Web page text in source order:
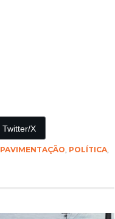
Twitter/X
PAVIMENTAÇÃO, POLÍTICA,